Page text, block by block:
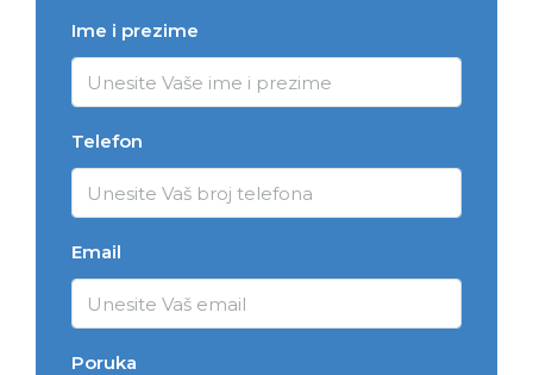
Ime i prezime
Telefon
Email
Poruka